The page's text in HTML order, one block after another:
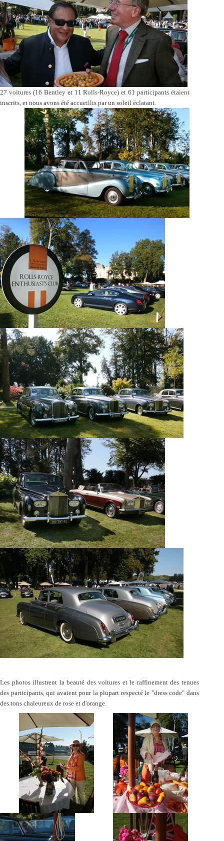
27 voitures (16 Bentley et 11 Rolls-Royce) et 61 participants étaient
inscrits, et nous avons été accueillis par un soleil éclatant.
Les photos illustrent la beauté des voitures et le raffinement des tenues
des participants, qui avaient pour la plupart respecté le "dress code" dans
des tons chaleureux de rose et d'orange.